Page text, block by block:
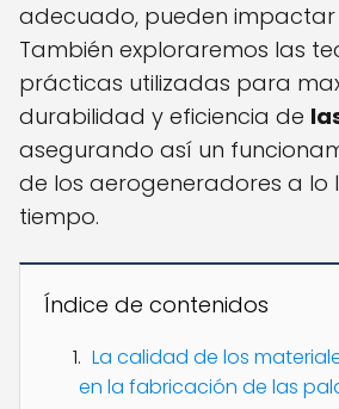
adecuado, pueden impactar
También exploraremos las
prácticas utilizadas para
durabilidad y eficiencia de
asegurando así un
de los aerogeneradores a lo
tiempo.
Índice de contenidos
La calidad de los
en la fabricación de las